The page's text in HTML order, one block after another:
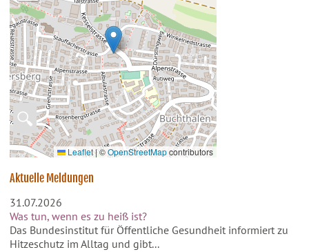
🔍
Leaflet|©OpenStreetMapcontributors
Aktuelle Meldungen
31.07.2026
Was tun, wenn es zu heiß ist?
Das Bundesinstitut für Öffentliche Gesundheit informiert zu
Hitzeschutz im Alltag und gibt...